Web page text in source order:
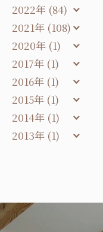
2022年 (84)
2021年 (108)
2020年 (1)
2017年 (1)
2016年 (1)
2015年 (1)
2014年 (1)
2013年 (1)